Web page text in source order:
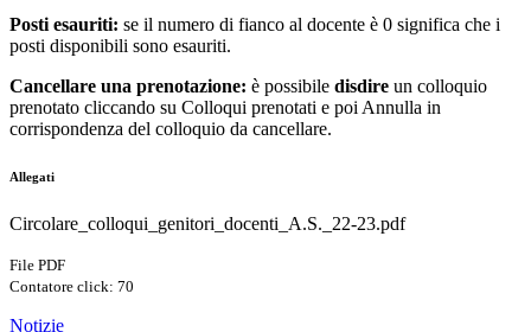
Posti esauriti: se il numero di fianco al docente è 0 significa che i
posti disponibili sono esauriti.
Cancellare una prenotazione: è possibile disdire un colloquio
prenotato cliccando su Colloqui prenotati e poi Annulla in
corrispondenza del colloquio da cancellare.
Allegati
Circolare_colloqui_genitori_docenti_A.S._22-23.pdf
File PDF
Contatore click: 70
Notizie